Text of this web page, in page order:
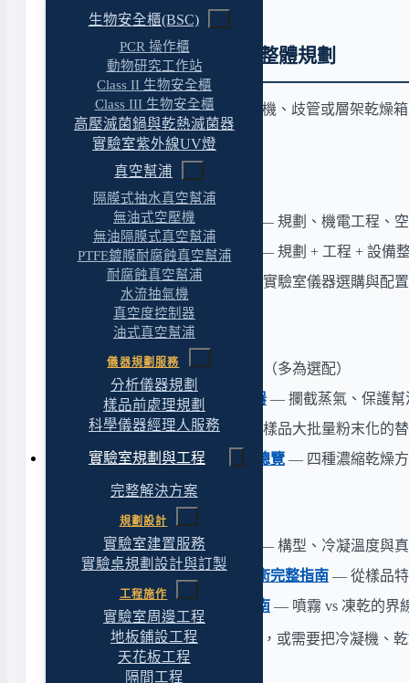
生物安全櫃(BSC)
PCR 操作櫃
動物研究工作站
Class II 生物安全櫃
Class III 生物安全櫃
高壓滅菌鍋與乾熱滅菌器
實驗室紫外線UV燈
真空幫浦
隔膜式抽水真空幫浦
無油式空壓機
無油隔膜式真空幫浦
PTFE鍍膜耐腐蝕真空幫浦
耐腐蝕真空幫浦
水流抽氣機
真空度控制器
油式真空幫浦
儀器規劃服務
分析儀器規劃
樣品前處理規劃
科學儀器經理人服務
實驗室規劃與工程
完整解決方案
規劃設計
實驗室建置服務
實驗桌規劃設計與訂製
工程施作
實驗室周邊工程
地板鋪設工程
天花板工程
隔間工程
冷凍乾燥系統配置與整體規劃
凍乾機要組成完整系統，冷凝機、歧管或層架乾
廠配套。
實驗室規劃與設備整合
實驗室規劃與建置經理人
— 規劃、機電工程、
實驗室建置完整解決方案
— 規劃 + 工程 + 設備
科學儀器經理人— 跨品牌實驗室儀器選購與配
相關設備分類
真空幫浦— 凍乾真空來源（多為選配）
水氣捕捉器 | 浸入式冷卻器 — 攔截蒸氣、保護幫
實驗用噴霧乾燥機— 耐熱樣品大批量粉末化的
樣品濃縮乾燥前處理設備總覽 — 四種濃縮乾燥
冷凍乾燥機選購完整指南
— 構型、冷凝溫度與
實驗室樣品濃縮與乾燥技術完整指南 — 從樣品特
實驗室噴霧乾燥機選購指南 — 噴霧 vs 凍乾的界
不確定樣品該用哪一台凍乾機，或需要把冷凝機、
立即諮詢